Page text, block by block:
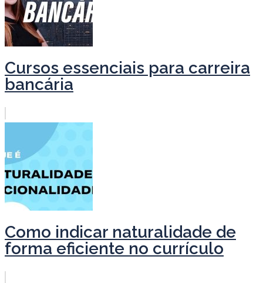
Cursos essenciais para carreira
bancária
Como indicar naturalidade de
forma eficiente no currículo